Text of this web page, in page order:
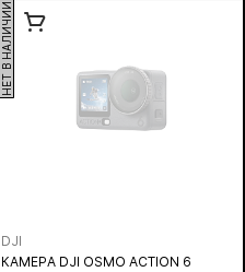
НЕТ В НАЛИЧИИ
DJI
КАМЕРА DJI OSMO ACTION 6